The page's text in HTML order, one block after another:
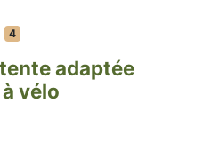
4
adaptée
vélo